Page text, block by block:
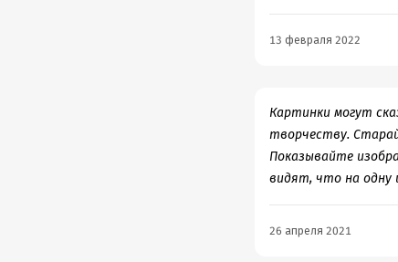
13 февраля 2022
Картинки могут
творчеству.
Показывайте
видят, что на одну
26 апреля 2021